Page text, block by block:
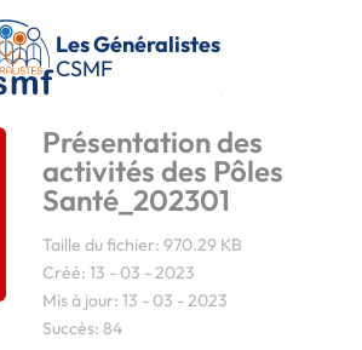
Les Généralistes
CSMF
Présentation des
activités des Pôles
Santé_202301
Taille du fichier: 970.29 KB
Créé: 13 - 03 - 2023
Mis à jour: 13 - 03 - 2023
Succès: 84